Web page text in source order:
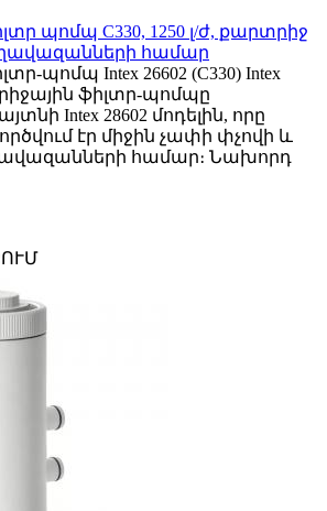
պոմպ C330, 1250 լ/ժ, քարտրիջ
համար
պոմպ Intex 26602 (C330) Intex
ֆիլտր-պոմպը
Intex 28602 մոդելին, որը
էր միջին չափի փչովի և
համար։ Նախորդ